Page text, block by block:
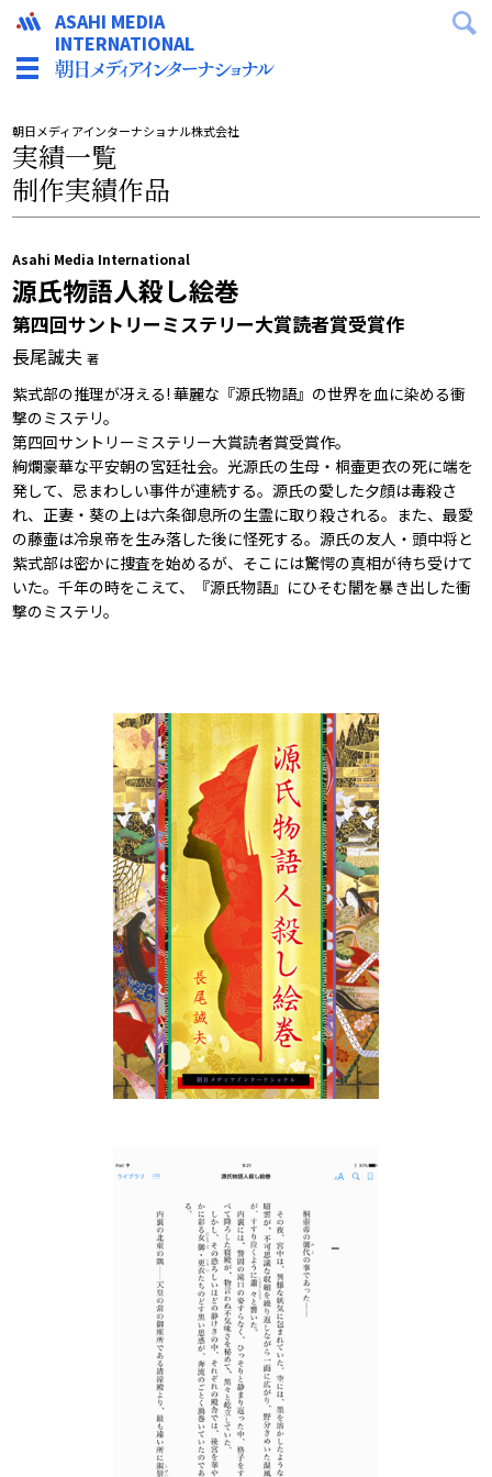
朝日メディアインターナショナル株式会社
実績一覧
制作実績作品
Asahi Media International
源氏物語人殺し絵巻
第四回サントリーミステリー大賞読者賞受賞作
長尾誠夫 著
紫式部の推理が冴える! 華麗な『源氏物語』の世界を血に染める衝
撃のミステリ。
第四回サントリーミステリー大賞読者賞受賞作。
絢爛豪華な平安朝の宮廷社会。光源氏の生母・桐壷更衣の死に端を
発して、忌まわしい事件が連続する。源氏の愛した夕顔は毒殺さ
れ、正妻・葵の上は六条御息所の生霊に取り殺される。また、最愛
の藤壷は冷泉帝を生み落した後に怪死する。源氏の友人・頭中将と
紫式部は密かに捜査を始めるが、そこには驚愕の真相が待ち受けて
いた。千年の時をこえて、『源氏物語』にひそむ闇を暴き出した衝
撃のミステリ。
ASAHI MEDIA
INTERNATIONAL